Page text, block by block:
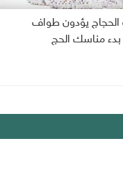
الحجاج يؤدون طواف
مناسك الحج